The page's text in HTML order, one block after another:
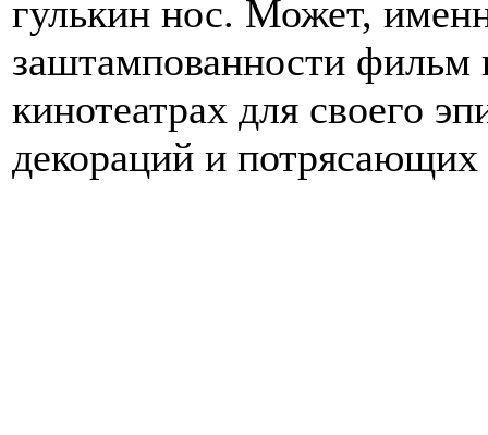
гулькин нос. Может,
заштампованности фильм
кинотеатрах для своего
декораций и потрясающих